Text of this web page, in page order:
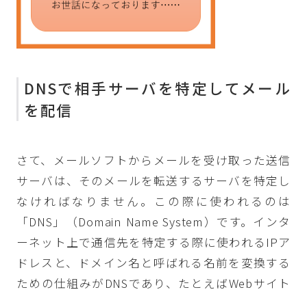
DNSで相手サーバを特定してメール
を配信
さて、メールソフトからメールを受け取った送信
サーバは、そのメールを転送するサーバを特定し
なければなりません。この際に使われるのは
「DNS」（Domain Name System）です。インタ
ーネット上で通信先を特定する際に使われるIPア
ドレスと、ドメイン名と呼ばれる名前を変換する
ための仕組みがDNSであり、たとえばWebサイト